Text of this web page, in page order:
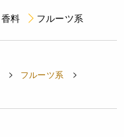
香料 フルーツ系
フルーツ系